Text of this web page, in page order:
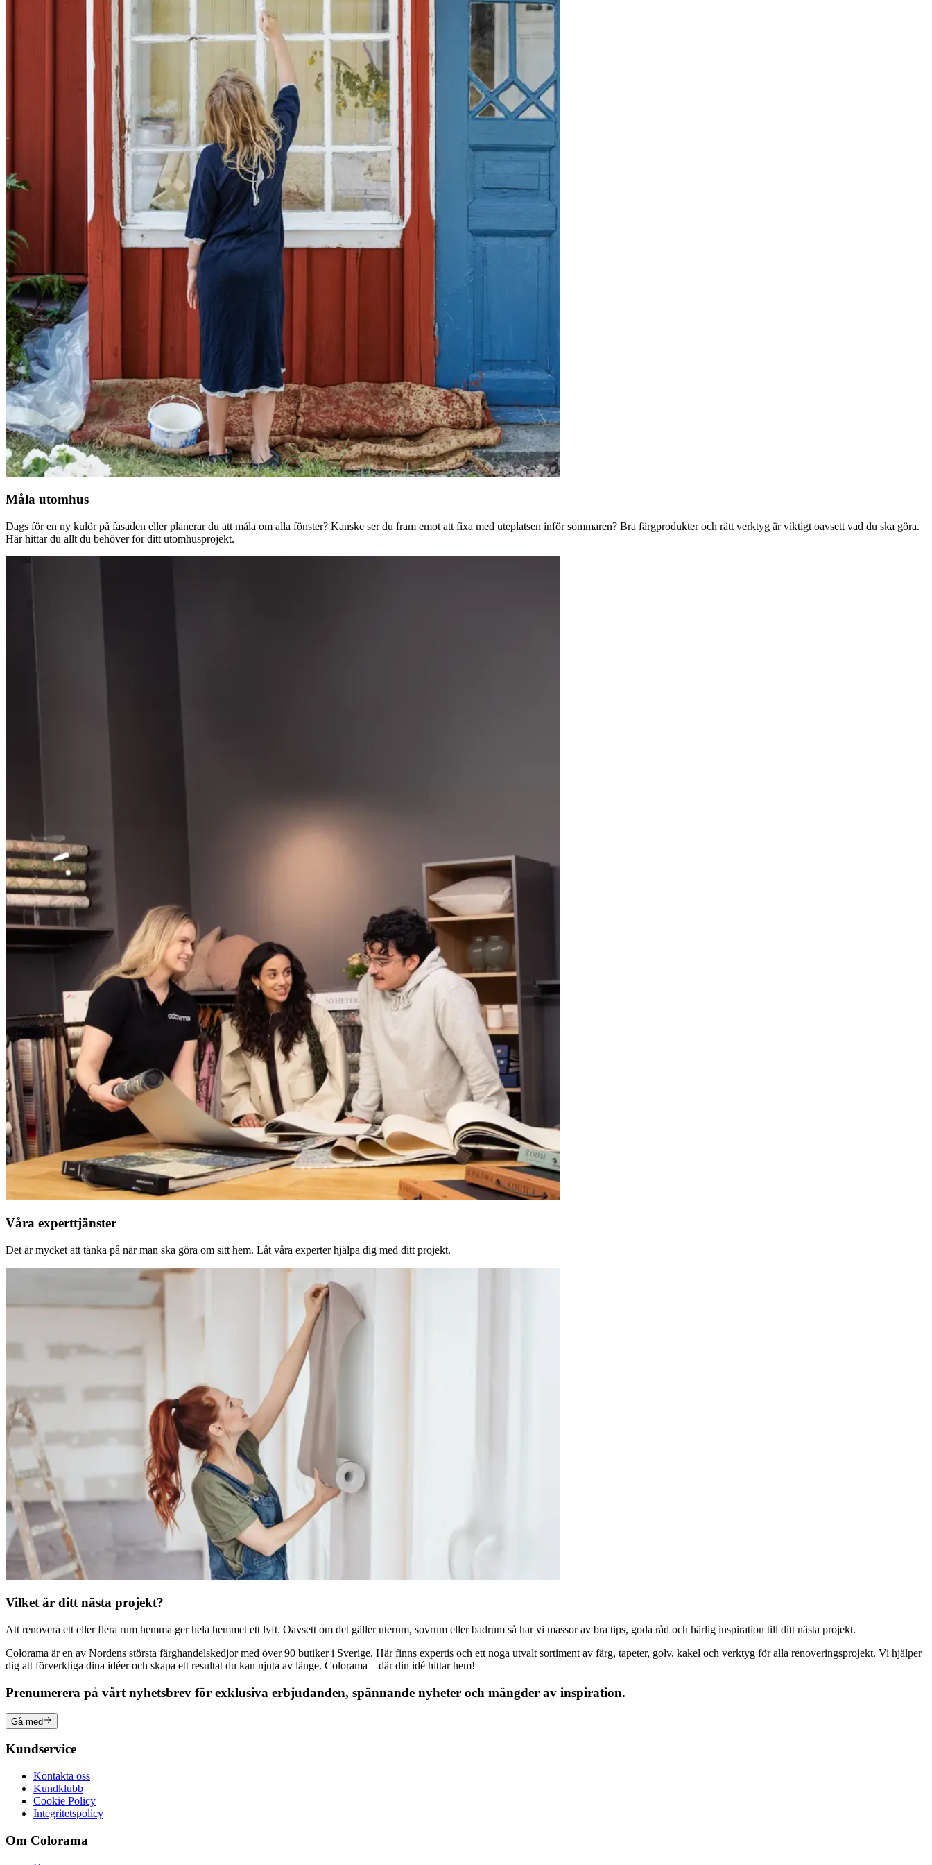
Måla utomhus
Dags för en ny kulör på fasaden eller planerar du att måla om alla fönster? Kanske ser du fram emot att fixa med uteplatsen inför sommaren? Bra färgprodukter och rätt verktyg är viktigt oavsett vad du ska göra.
Här hittar du allt du behöver för ditt utomhusprojekt.
Våra experttjänster
Det är mycket att tänka på när man ska göra om sitt hem. Låt våra experter hjälpa dig med ditt projekt.
Vilket är ditt nästa projekt?
Att renovera ett eller flera rum hemma ger hela hemmet ett lyft. Oavsett om det gäller uterum, sovrum eller badrum så har vi massor av bra tips, goda råd och härlig inspiration till ditt nästa projekt.
Colorama är en av Nordens största färghandelskedjor med över 90 butiker i Sverige. Här finns expertis och ett noga utvalt sortiment av färg, tapeter, golv, kakel och verktyg för alla renoveringsprojekt. Vi hjälper
dig att förverkliga dina idéer och skapa ett resultat du kan njuta av länge. Colorama – där din idé hittar hem!
Prenumerera på vårt nyhetsbrev för exklusiva erbjudanden, spännande nyheter och mängder av inspiration.
Gå med
Kundservice
Kontakta oss
Kundklubb
Cookie Policy
Integritetspolicy
Om Colorama